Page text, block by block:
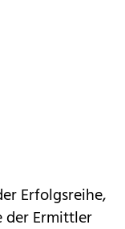
Erfolgsreihe,
der Ermittler